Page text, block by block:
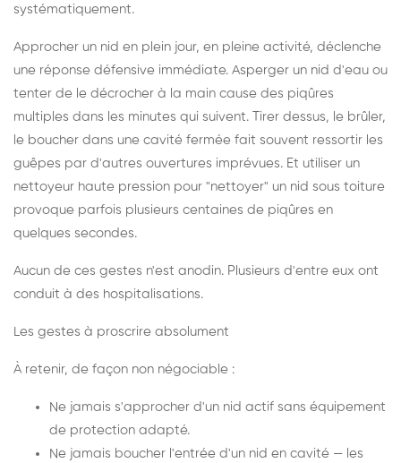
systématiquement.
Approcher un nid en plein jour, en pleine activité, déclenche
une réponse défensive immédiate. Asperger un nid d'eau ou
tenter de le décrocher à la main cause des piqûres
multiples dans les minutes qui suivent. Tirer dessus, le brûler,
le boucher dans une cavité fermée fait souvent ressortir les
guêpes par d'autres ouvertures imprévues. Et utiliser un
nettoyeur haute pression pour "nettoyer" un nid sous toiture
provoque parfois plusieurs centaines de piqûres en
quelques secondes.
Aucun de ces gestes n'est anodin. Plusieurs d'entre eux ont
conduit à des hospitalisations.
Les gestes à proscrire absolument
À retenir, de façon non négociable :
Ne jamais s'approcher d'un nid actif sans équipement
de protection adapté.
Ne jamais boucher l'entrée d'un nid en cavité — les